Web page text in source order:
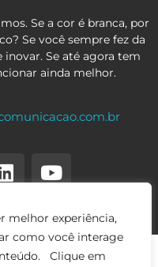
melhor experiência,
como você interage
Clique em
Se a cor é branca, por
Se você sempre fez da
Se até agora tem
ainda melhor.